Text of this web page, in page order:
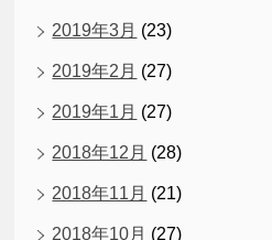
2019年3月 (23)
2019年2月 (27)
2019年1月 (27)
2018年12月 (28)
2018年11月 (21)
2018年10月 (27)